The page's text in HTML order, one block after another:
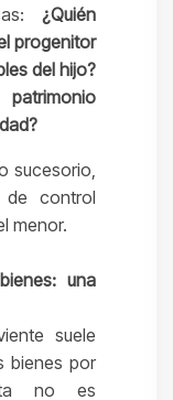
¿Quién
progenitor
del hijo?
sucesorio,
de control
menor.
una
suele
bienes por
no es